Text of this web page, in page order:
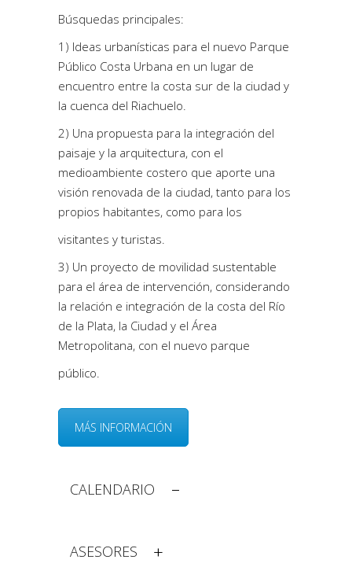
Búsquedas principales:
1) Ideas urbanísticas para el nuevo Parque
Público Costa Urbana en un lugar de
encuentro entre la costa sur de la ciudad y
la cuenca del Riachuelo.
2) Una propuesta para la integración del
paisaje y la arquitectura, con el
medioambiente costero que aporte una
visión renovada de la ciudad, tanto para los
propios habitantes, como para los
visitantes y turistas.
3) Un proyecto de movilidad sustentable
para el área de intervención, considerando
la relación e integración de la costa del Río
de la Plata, la Ciudad y el Área
Metropolitana, con el nuevo parque
público.
MÁS INFORMACIÓN
CALENDARIO
ASESORES